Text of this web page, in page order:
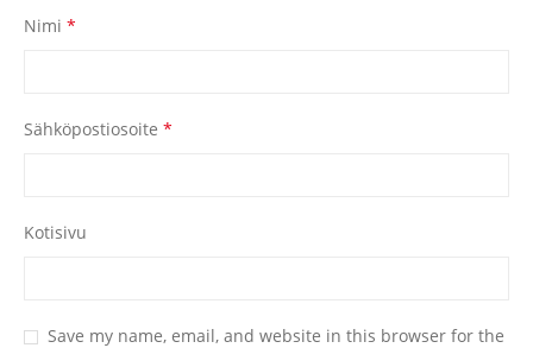
Nimi *
Sähköpostiosoite *
Kotisivu
Save my name, email, and website in this browser for the